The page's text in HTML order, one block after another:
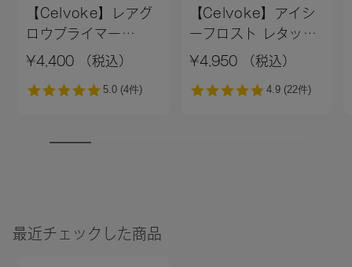
【Celvoke】レアグ
ロウプライマー
［01,02］＜新色追加
¥4,400 （税込）
【Celvoke】アイシ
ーフロスト レタッチ
クッション EX01
¥4,950 （税込）
最近チェックした商品